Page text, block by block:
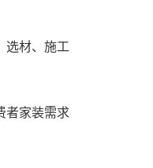
选材、施工
者家装需求